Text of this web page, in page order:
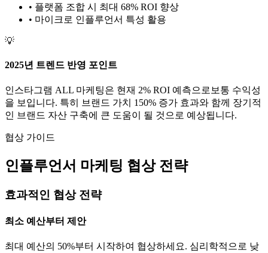
• 플랫폼 조합 시 최대 68% ROI 향상
• 마이크로 인플루언서 특성 활용
💡
2025년 트렌드 반영 포인트
인스타그램 ALL 마케팅은 현재 2% ROI 예측으로 보통 수익성
을 보입니다. 특히 브랜드 가치
150% 증가 효과와 함께 장기적
인 브랜드 자산 구축에 큰 도움이 될 것으로 예상됩니다.
협상 가이드
인플루언서 마케팅 협상 전략
효과적인 협상 전략
최소 예산부터 제안
최대 예산의 50%부터 시작하여 협상하세요. 심리학적으로 낮